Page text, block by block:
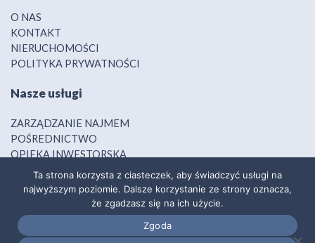
O NAS
KONTAKT
NIERUCHOMOŚCI
POLITYKA PRYWATNOŚCI
Nasze usługi
ZARZĄDZANIE NAJMEM
POŚREDNICTWO
OPIEKA INWESTORSKA
FINANSOWANIE
Nasze społeczności
Ta strona korzysta z ciasteczek, aby świadczyć usługi na
najwyższym poziomie. Dalsze korzystanie ze strony oznacza,
że zgadzasz się na ich użycie.
Zgoda